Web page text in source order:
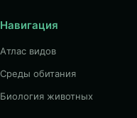
Навигация
Атлас видов
Среды обитания
Биология животных